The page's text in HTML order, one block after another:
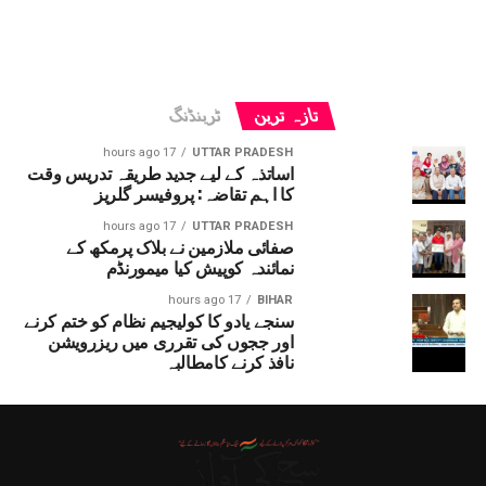
تازہ ترین ٹرینڈنگ
UTTAR PRADESH
17 hours ago
اساتذہ کے لیے جدید طریقہ تدریس وقت
کا اہم تقاضہ: پروفیسر گلریز
UTTAR PRADESH
17 hours ago
صفائی ملازمین نے بلاک پرمکھ کے
نمائندہ کوپیش کیا میمورنڈم
BIHAR
17 hours ago
سنجے یادو کا کولیجیم نظام کو ختم کرنے
اور ججوں کی تقرری میں ریزرویشن
نافذ کرنے کامطالبہ